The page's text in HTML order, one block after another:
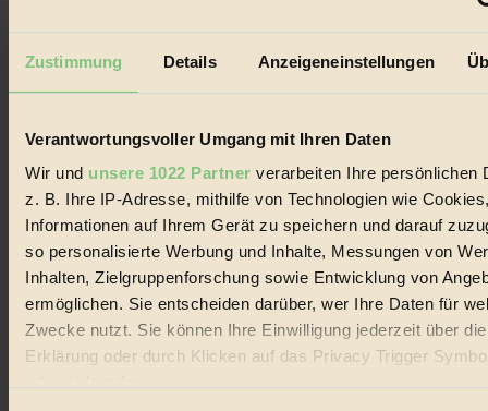
Zustimmung Details Anzeigeneinstellungen
Verantwortungsvoller Umgang mit Ihren Daten
Wir und unsere 1022 Partner verarbeiten Ihre persönlichen
z. B. Ihre IP-Adresse, mithilfe von Technologien wie
Informationen auf Ihrem Gerät zu speichern und darauf
so personalisierte Werbung und Inhalte, Messungen von
Inhalten, Zielgruppenforschung sowie Entwicklung von
ermöglichen. Sie entscheiden darüber, wer Ihre Daten für
Zwecke nutzt. Sie können Ihre Einwilligung jederzeit über
Erklärung oder durch Klicken auf das Privacy Trigger
22.601 Fans auf Facebook
Nachhaltigkeit
Vegan